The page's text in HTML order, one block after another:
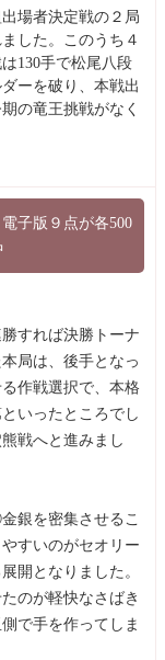
場者決定戦の２局
した。このうち４
130手で松尾八段
ーを破り、本戦出
の竜王挑戦がなく
子版９点が各500
すれば決勝トーナ
局は、後手となっ
作戦選択で、本格
いったところでし
戦へと進みまし
銀を密集させるこ
すいのがセオリー
開となりました。
のが軽快なさばき
で手を作ってしま